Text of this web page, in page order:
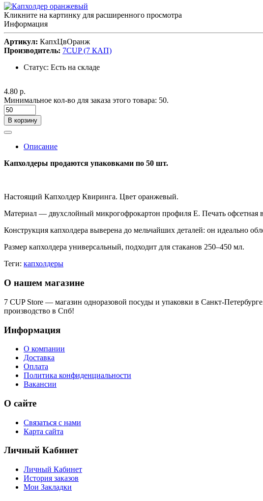
Кликните на картинку для расширенного просмотра
Информация
Артикул: КапхЦвОранж
Производитель: 7CUP (7 КАП)
Статус: Есть на складе
4.80 р.
Минимальное кол-во для заказа этого товара: 50.
В корзину
Описание
Капхолдеры продаются упаковками по 50 шт.
Настоящий Капхолдер Квиринга. Цвет оранжевый.
Материал — двухслойный микрогофрокартон профиля Е. Печать офсетная
Конструкция капхолдера выверена до мельчайших деталей: он идеально
Размер капхолдера универсальный, подходит для стаканов 250–450 мл.
Теги: капхолдеры
О нашем магазине
7 CUP Store — магазин одноразовой посуды и упаковки в Санкт-
производство в Спб!
Информация
О компании
Доставка
Оплата
Политика конфиденциальности
Вакансии
О сайте
Связаться с нами
Карта сайта
Личный Кабинет
Личный Кабинет
История заказов
Мои Закладки